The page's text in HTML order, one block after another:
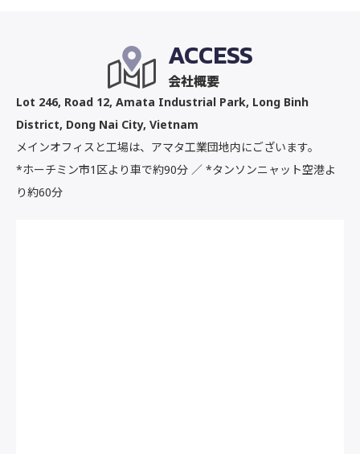
ACCESS
会社概要
Lot 246, Road 12, Amata Industrial Park, Long Binh
District, Dong Nai City, Vietnam
メインオフィスと工場は、アマタ工業団地内にございます。
*ホーチミン市1区より車で約90分 ／ *タンソンニャット空港よ
り約60分